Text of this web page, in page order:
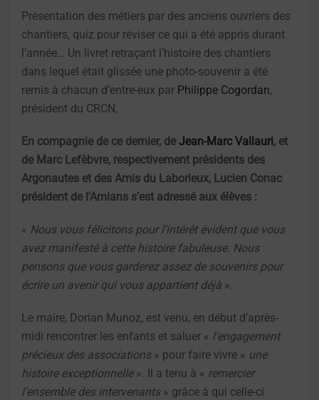
Présentation des métiers par des anciens ouvriers des
chantiers, quiz pour réviser ce qui a été appris durant
l’année… Un livret retraçant l’histoire des chantiers
dans lequel était glissée une photo-souvenir a été
remis à chacun d’entre-eux par Philippe Cogordan,
président du CRCN,
En compagnie de ce dernier, deJean-Marc Vallauri, et
de Marc Lefèbvre, respectivement présidents des
Argonautes et des Amis du Laborieux, Lucien Conac
président de l’Amians s’est adressé aux élèves :
« Nous vous félicitons pour l’intérêt évident que vous
avez manifesté à cette histoire fabuleuse. Nous
pensons que vous garderez assez de souvenirs pour
écrire un avenir qui vous appartient déjà ».
Le maire, Dorian Munoz, est venu, en début d’après-
midi rencontrer les enfants et saluer « l’engagement
précieux des associations» pour faire vivre « une
histoire exceptionnelle». Il a tenu à « remercier
l’ensemble des intervenants» grâce à qui celle-ci